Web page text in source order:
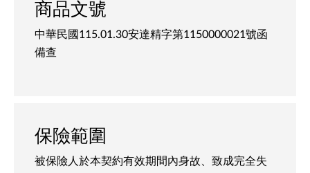
商品文號
中華民國115.01.30安達精字第1150000021號函
備查
保險範圍
被保險人於本契約有效期間內身故、致成完全失